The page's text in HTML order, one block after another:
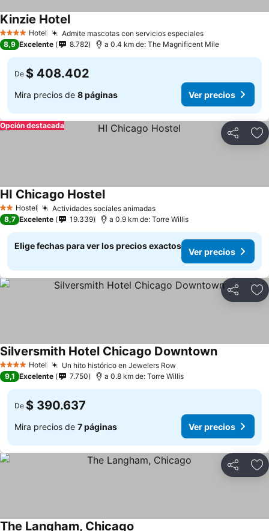
4 EstrellasHotel Admite mascotas con servicios especiales
Kinzie Hotel
8,9 Excelente 8.782 a 0.4 km de: The Magnificent Mile
De $ 408.402
Mira precios de 8 páginas Ver precios
Compartir
Opción destacada
2 Estrellas
Hostel Actividades sociales animadas
HI Chicago Hostel
8,7 Excelente 19.339 a 0.9 km de: Torre Willis
Elige fechas para ver los precios exactos
Ver precios
Compartir
4 EstrellasHotel Un hito histórico en Jewelers Row
Silversmith Hotel Chicago Downtown
9,1 Excelente 7.750 a 0.8 km de: Torre Willis
De $ 390.637
Mira precios de 7 páginas Ver precios
Compartir
The Langham, Chicago